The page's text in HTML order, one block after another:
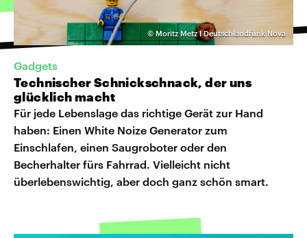
© Moritz Metz I Deutschlandfunk Nova
Gadgets
Technischer Schnickschnack, der uns
glücklich macht
Für jede Lebenslage das richtige Gerät zur Hand
haben: Einen White Noize Generator zum
Einschlafen, einen Saugroboter oder den
Becherhalter fürs Fahrrad. Vielleicht nicht
überlebenswichtig, aber doch ganz schön smart.